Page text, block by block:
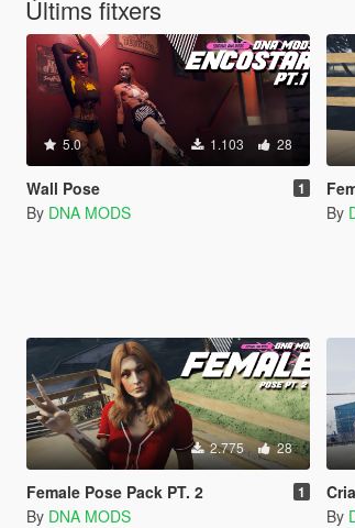
Últims fitxers
5.0 1.103 28
Wall Pose 1
By DNA MODS By
2.775 28
Female Pose Pack PT. 2 1
By DNA MODS By